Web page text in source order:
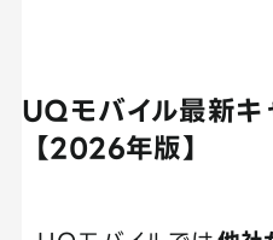
UQモバイル最新キ
【2026年版】